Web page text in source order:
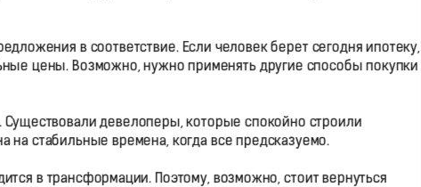
в соответствие. Если человек берет сегодня ипотеку,
цены. Возможно, нужно применять другие способы покупки
девелоперы, которые спокойно строили
на стабильные времена, когда все предсказуемо.
в трансформации. Поэтому, возможно, стоит вернуться